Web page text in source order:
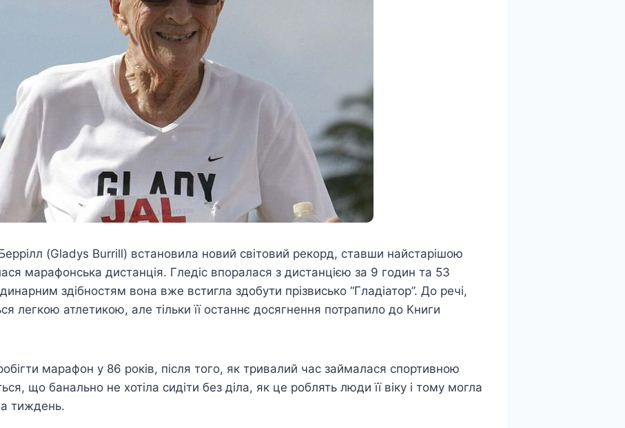
(Gladys Burrill) встановила новий світовий рекорд, ставши найстарішою
марафонська дистанція. Гледіс впоралася з дистанцією за 9 годин та 53
здібностям вона вже встигла здобути прізвисько “Гладіатор”. До речі,
легкою атлетикою, але тільки її останнє досягнення потрапило до Книги
марафон у 86 років, після того, як тривалий час займалася спортивною
що банально не хотіла сидіти без діла, як це роблять люди її віку і тому могла
тиждень.